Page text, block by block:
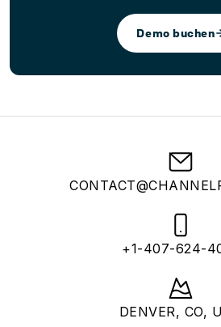
Demo buchen
+1-407-624-
DENVER, CO,